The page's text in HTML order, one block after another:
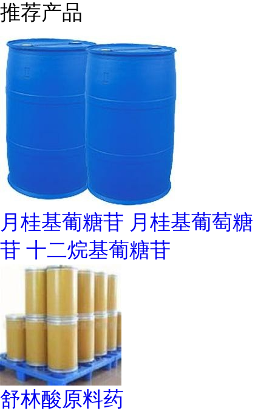
推荐产品
月桂基葡糖苷 月桂基葡萄糖
苷 十二烷基葡糖苷
舒林酸原料药